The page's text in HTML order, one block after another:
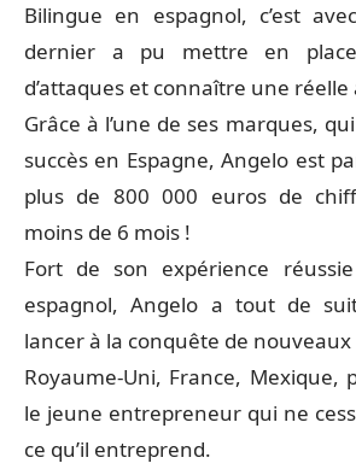
Bilingue en espagnol, c’est
dernier a pu mettre en
d’attaques et connaître une réelle
Grâce à l’une de ses marques,
succès en Espagne, Angelo est
plus de 800 000 euros de
moins de 6 mois !
Fort de son expérience
espagnol, Angelo a tout de
lancer à la conquête de
Royaume-Uni, France, Mexique,
le jeune entrepreneur qui ne
ce qu’il entreprend.